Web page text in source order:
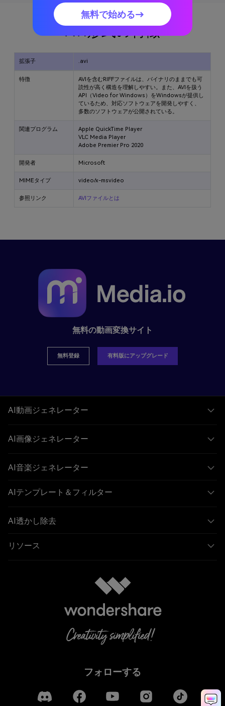
AVI形式の特徴
拡張子 .avi
特徴
AVIを含むRIFFファイルは、バイナリのままでも可
読性が高く構造を理解しやすい。また、AVIを扱う
API（Video for Windows）をWindowsが提供し
ているため、対応ソフトウェアを開発しやすく、
多数のソフトウェアが公開されている。
関連プログラム
Apple QuickTime Player
VLC Media Player
Adobe Premier Pro 2020
開発者 Microsoft
MIMEタイプ video/x-msvideo
参照リンク AVIファイルとは
無料の動画変換サイト
無料登録 有料版にアップグレード
フォローする
AI動画ジェネレーター
AI画像ジェネレーター
AI音楽ジェネレーター
AIテンプレート＆フィルター
AI透かし除去
リソース
無料で始める→